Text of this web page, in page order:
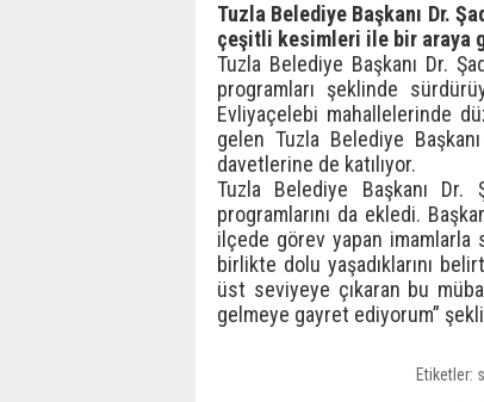
Tuzla Belediye Başkanı Dr.
çeşitli kesimleri ile bir araya
Tuzla Belediye Başkanı Dr.
programları şeklinde
Evliyaçelebi mahallelerinde
gelen Tuzla Belediye
davetlerine de katılıyor.
Tuzla Belediye Başkanı Dr.
programlarını da ekledi.
ilçede görev yapan imamlarla
birlikte dolu yaşadıklarını
üst seviyeye çıkaran bu
gelmeye gayret ediyorum”
Etiketler: